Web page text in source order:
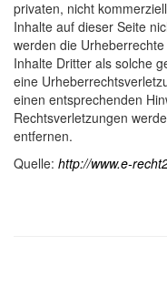
privaten, nicht
Inhalte auf dieser Seite
werden die
Inhalte Dritter als solche
eine
einen entsprechenden
Rechtsverletzungen
entfernen.
Quelle: http://www.e-